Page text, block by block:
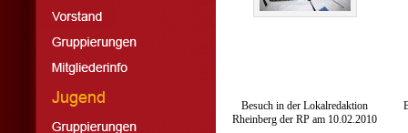
Besuch in der Lokalredaktion
Rheinberg der RP am 10.02.2010